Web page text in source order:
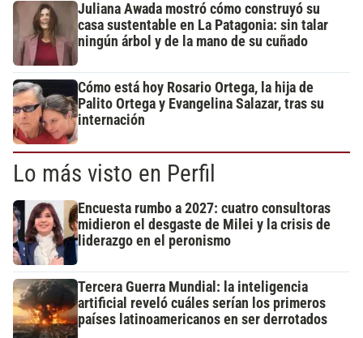
Juliana Awada mostró cómo construyó su
casa sustentable en La Patagonia: sin talar
ningún árbol y de la mano de su cuñado
Cómo está hoy Rosario Ortega, la hija de
Palito Ortega y Evangelina Salazar, tras su
internación
Lo más visto en Perfil
Encuesta rumbo a 2027: cuatro consultoras
midieron el desgaste de Milei y la crisis de
liderazgo en el peronismo
Tercera Guerra Mundial: la inteligencia
artificial reveló cuáles serían los primeros
países latinoamericanos en ser derrotados